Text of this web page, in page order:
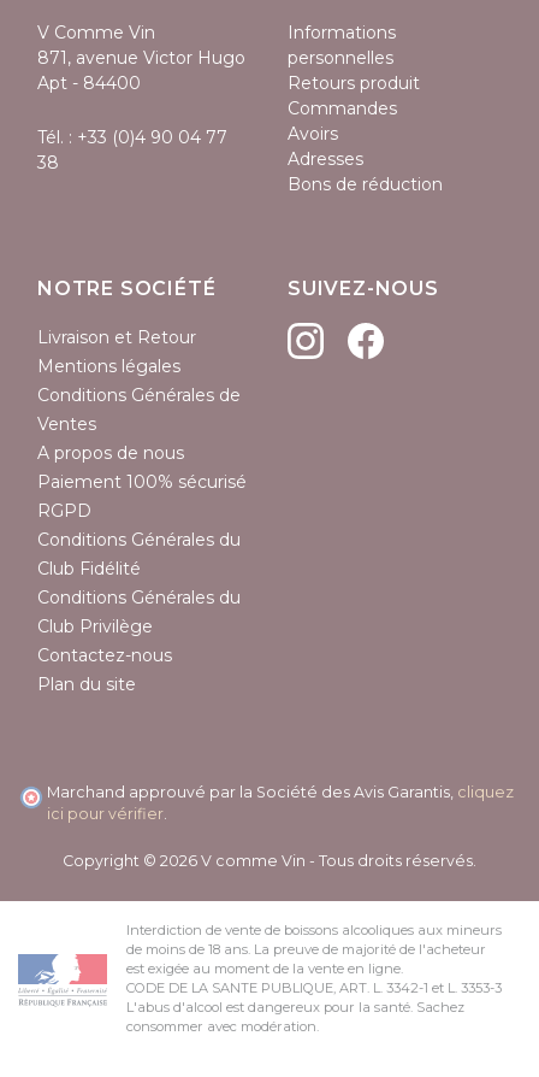
V Comme Vin
871, avenue Victor Hugo
Apt - 84400
Tél. : +33 (0)4 90 04 77
38
Informations
personnelles
Retours produit
Commandes
Avoirs
Adresses
Bons de réduction
NOTRE SOCIÉTÉ
Livraison et Retour
Mentions légales
Conditions Générales de
Ventes
A propos de nous
Paiement 100% sécurisé
RGPD
Conditions Générales du
Club Fidélité
Conditions Générales du
Club Privilège
Contactez-nous
Plan du site
SUIVEZ-NOUS
Marchand approuvé par la Société des Avis Garantis, cliquez
ici pour vérifier.
Copyright © 2026 V comme Vin - Tous droits réservés.
Interdiction de vente de boissons alcooliques aux mineurs
de moins de 18 ans. La preuve de majorité de l'acheteur
est exigée au moment de la vente en ligne.
CODE DE LA SANTE PUBLIQUE, ART. L. 3342-1 et L. 3353-3
L'abus d'alcool est dangereux pour la santé. Sachez
consommer avec modération.